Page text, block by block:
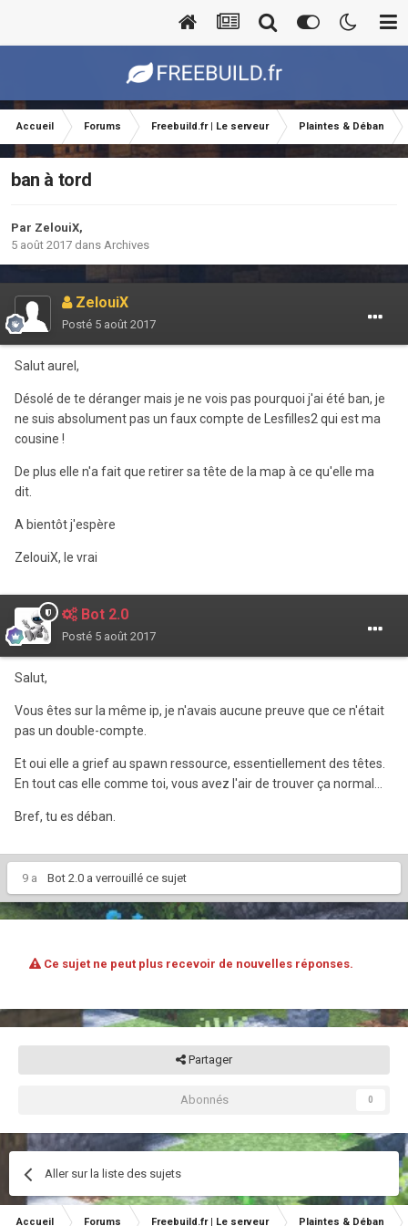
Accueil Forums Freebuild.fr | Le serveur Plaintes & Déban
ban à tord
Par ZelouiX,
5 août 2017 dans Archives
ZelouiX
Posté 5 août 2017
Salut aurel,
Désolé de te déranger mais je ne vois pas pourquoi j'ai été ban, je
ne suis absolument pas un faux compte de Lesfilles2 qui est ma
cousine !
De plus elle n'a fait que retirer sa tête de la map à ce qu'elle ma
dit.
A bientôt j'espère
ZelouiX, le vrai
Bot 2.0
Posté 5 août 2017
Salut,
Vous êtes sur la même ip, je n'avais aucune preuve que ce n'était
pas un double-compte.
Et oui elle a grief au spawn ressource, essentiellement des têtes.
En tout cas elle comme toi, vous avez l'air de trouver ça normal...
Bref, tu es déban.
9 a Bot 2.0 a verrouillé ce sujet
Ce sujet ne peut plus recevoir de nouvelles réponses.
Partager
Abonnés 0
Aller sur la liste des sujets
Accueil Forums Freebuild.fr | Le serveur Plaintes & Déban